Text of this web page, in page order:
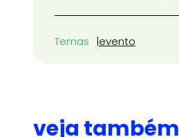
Temas evento
veja também